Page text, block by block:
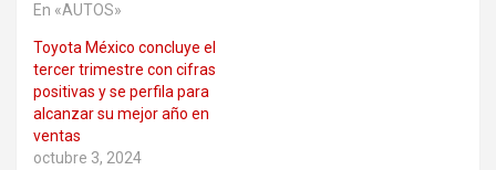
En «AUTOS»
Toyota México concluye el
tercer trimestre con cifras
positivas y se perfila para
alcanzar su mejor año en
ventas
octubre 3, 2024